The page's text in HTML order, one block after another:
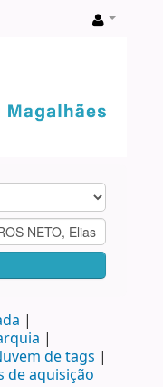
de tags
de aquisição